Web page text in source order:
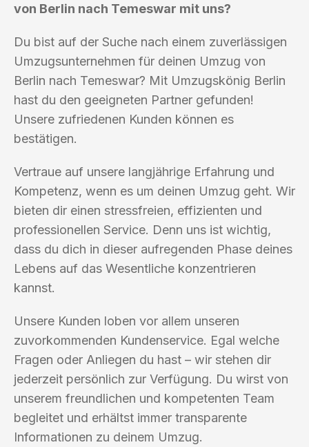
von Berlin nach Temeswar mit uns?
Du bist auf der Suche nach einem zuverlässigen
Umzugsunternehmen für deinen Umzug von
Berlin nach Temeswar? Mit Umzugskönig Berlin
hast du den geeigneten Partner gefunden!
Unsere zufriedenen Kunden können es
bestätigen.
Vertraue auf unsere langjährige Erfahrung und
Kompetenz, wenn es um deinen Umzug geht. Wir
bieten dir einen stressfreien, effizienten und
professionellen Service. Denn uns ist wichtig,
dass du dich in dieser aufregenden Phase deines
Lebens auf das Wesentliche konzentrieren
kannst.
Unsere Kunden loben vor allem unseren
zuvorkommenden Kundenservice. Egal welche
Fragen oder Anliegen du hast – wir stehen dir
jederzeit persönlich zur Verfügung. Du wirst von
unserem freundlichen und kompetenten Team
begleitet und erhältst immer transparente
Informationen zu deinem Umzug.